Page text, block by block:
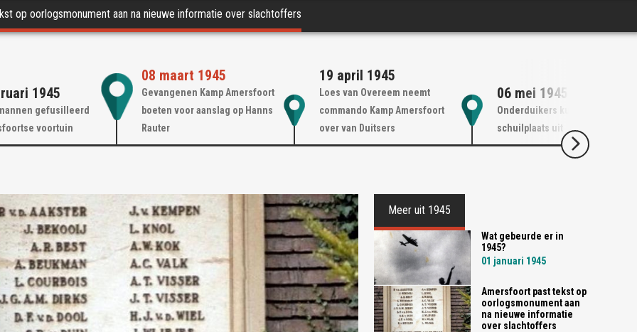
op oorlogsmonument aan na nieuwe informatie over slachtoffers
1945
gefusilleerd
voortuin
08 maart 1945
Gevangenen Kamp Amersfoort
boeten voor aanslag op Hanns
Rauter
19 april 1945
Loes van Overeem neemt
commando Kamp Amersfoort
over van Duitsers
06 mei 1945
Onderduikers kunnen hun
schuilplaats uit
Meer uit 1945
Wat gebeurde er in
1945?
01 januari 1945
Amersfoort past tekst op
oorlogsmonument aan
na nieuwe informatie
over slachtoffers